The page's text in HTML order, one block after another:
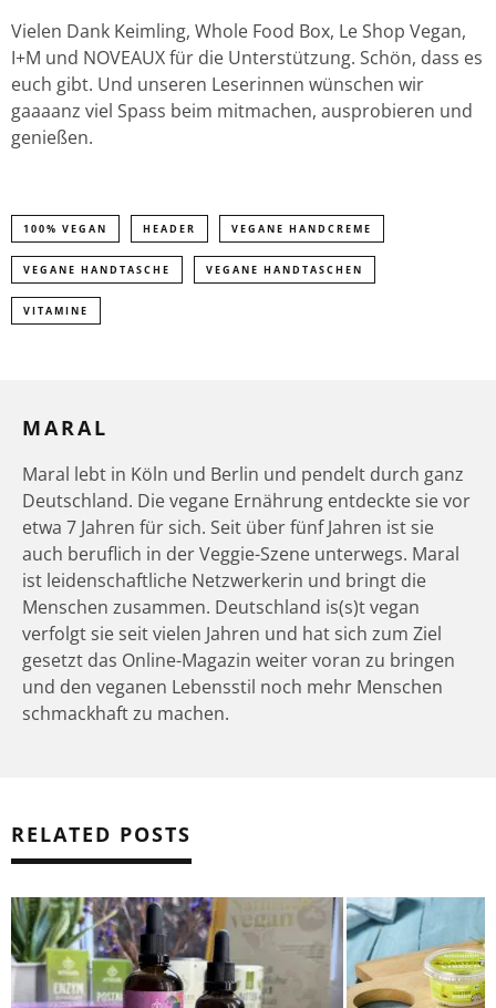
Vielen Dank Keimling, Whole Food Box, Le Shop Vegan,
I+M und NOVEAUX für die Unterstützung. Schön, dass es
euch gibt. Und unseren Leserinnen wünschen wir
gaaaanz viel Spass beim mitmachen, ausprobieren und
genießen.
100% VEGAN HEADER VEGANE HANDCREME
VEGANE HANDTASCHE VEGANE HANDTASCHEN
VITAMINE
MARAL
Maral lebt in Köln und Berlin und pendelt durch ganz
Deutschland. Die vegane Ernährung entdeckte sie vor
etwa 7 Jahren für sich. Seit über fünf Jahren ist sie
auch beruflich in der Veggie-Szene unterwegs. Maral
ist leidenschaftliche Netzwerkerin und bringt die
Menschen zusammen. Deutschland is(s)t vegan
verfolgt sie seit vielen Jahren und hat sich zum Ziel
gesetzt das Online-Magazin weiter voran zu bringen
und den veganen Lebensstil noch mehr Menschen
schmackhaft zu machen.
RELATED POSTS